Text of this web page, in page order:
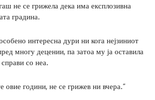
не се грижела дека има експлозивна
градина.
интересна дури ни кога нејзиниот
многу децении, па затоа му ја оставила
со неа.
овие години, не се грижев ни вчера.“